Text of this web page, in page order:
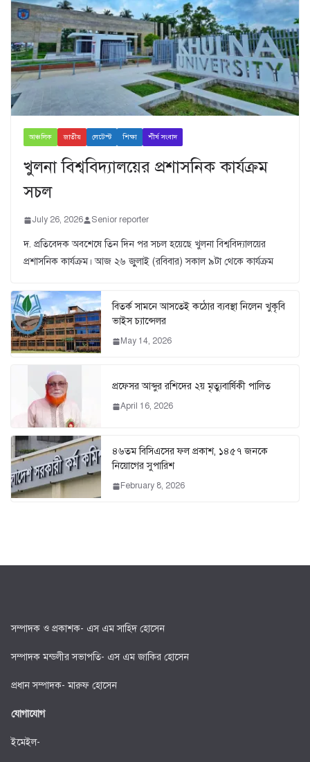
আঞ্চলিক জাতীয় লেটেস্ট শিক্ষা শীর্ষ সংবাদ
খুলনা বিশ্ববিদ্যালয়ের প্রশাসনিক কার্যক্রম
সচল
July 26, 2026 Senior reporter
দ. প্রতিবেদক অবশেষে তিন দিন পর সচল হয়েছে খুলনা বিশ্ববিদ্যালয়ের
প্রশাসনিক কার্যক্রম। আজ ২৬ জুুলাই (রবিবার) সকাল ৯টা থেকে কার্যক্রম
বিতর্ক সামনে আসতেই কঠোর ব্যবস্থা নিলেন খুকৃবি
ভাইস চ্যান্সেলর
May 14, 2026
প্রফেসর আব্দুর রশিদের ২য় মৃত্যুবার্ষিকী পালিত
April 16, 2026
৪৬তম বিসিএসের ফল প্রকাশ, ১৪৫৭ জনকে
নিয়োগের সুপারিশ
February 8, 2026
সম্পাদক ও প্রকাশক- এস এম সাহিদ হোসেন
সম্পাদক মন্ডলীর সভাপতি- এস এম জাকির হোসেন
প্রধান সম্পাদক- মারুফ হোসেন
যোগাযোগ
ইমেইল-